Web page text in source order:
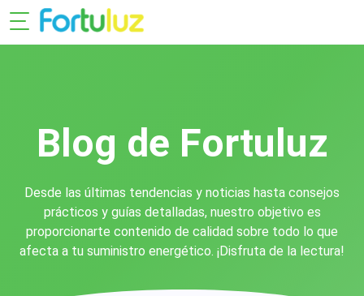
Blog de Fortuluz
Desde las últimas tendencias y noticias hasta consejos
prácticos y guías detalladas, nuestro objetivo es
proporcionarte contenido de calidad sobre todo lo que
afecta a tu suministro energético. ¡Disfruta de la lectura!